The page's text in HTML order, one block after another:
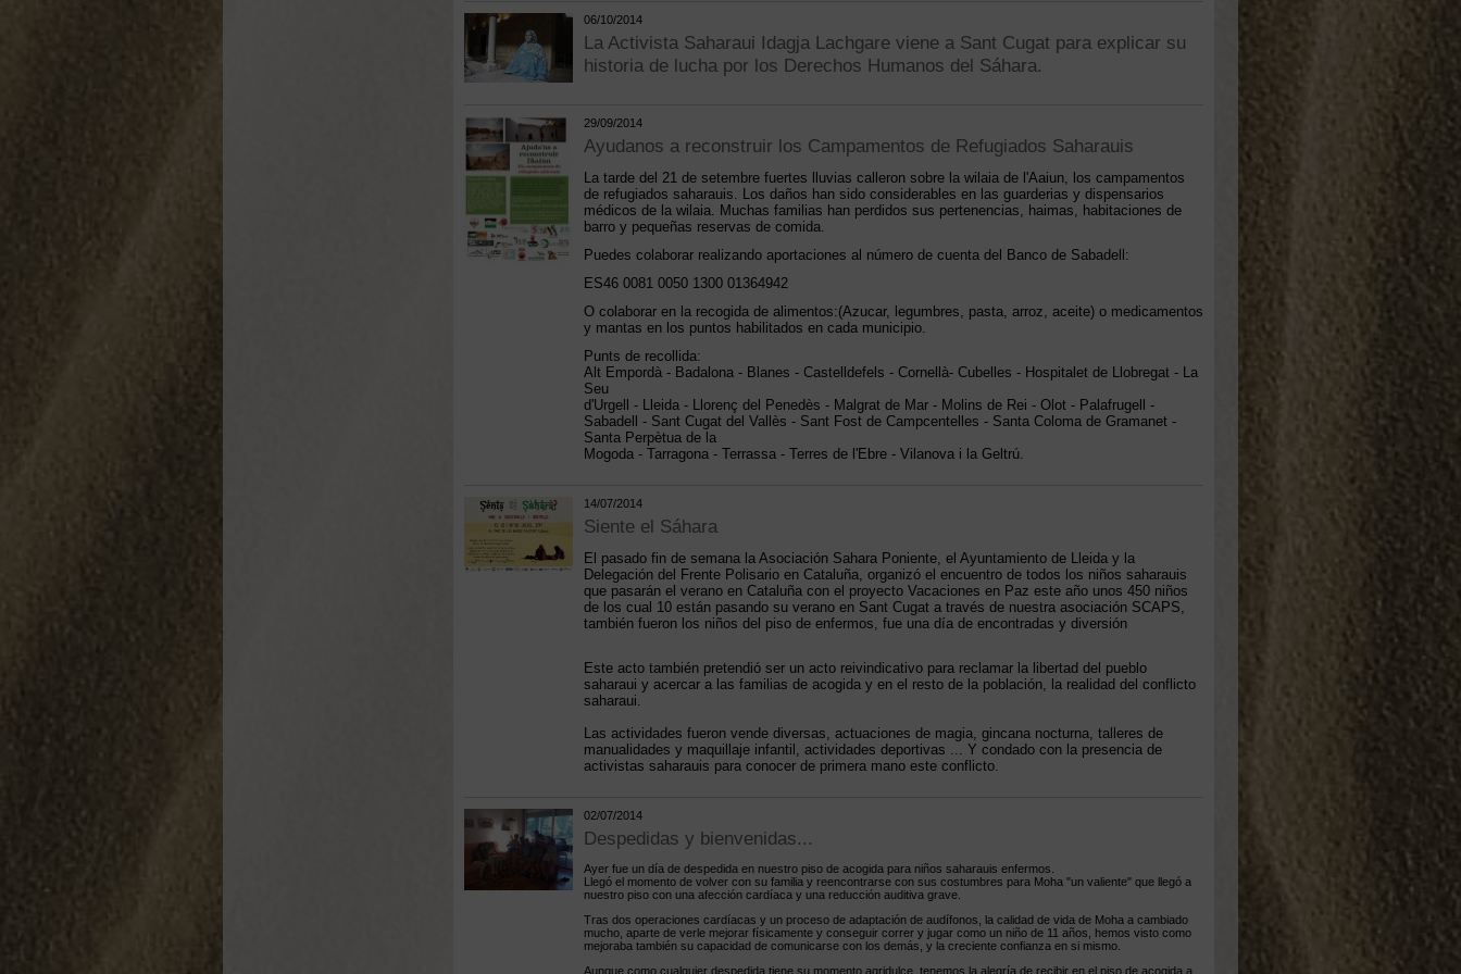
06/10/2014
La Activista Saharaui Idagja Lachgare viene a Sant Cugat para explicar su
historia de lucha por los Derechos Humanos del Sáhara.
29/09/2014
Ayudanos a reconstruir los Campamentos de Refugiados Saharauis
La tarde del 21 de setembre fuertes lluvias calleron sobre la wilaia de l'Aaiun, los campamentos
de refugiados saharauis. Los daños han sido considerables en las guarderias y dispensarios
médicos de la wilaia. Muchas familias han perdidos sus pertenencias, haimas, habitaciones de
barro y pequeñas reservas de comida.
Puedes colaborar realizando aportaciones al número de cuenta del Banco de Sabadell:
ES46 0081 0050 1300 01364942
O colaborar en la recogida de alimentos:(Azucar, legumbres, pasta, arroz, aceite) o medicamentos
y mantas en los puntos habilitados en cada municipio.
Punts de recollida:
Alt Empordà - Badalona - Blanes - Castelldefels - Cornellà- Cubelles - Hospitalet de Llobregat - La
Seu
d'Urgell - Lleida - Llorenç del Penedès - Malgrat de Mar - Molins de Rei - Olot - Palafrugell -
Sabadell - Sant Cugat del Vallès - Sant Fost de Campcentelles - Santa Coloma de Gramanet -
Santa Perpètua de la
Mogoda - Tarragona - Terrassa - Terres de l'Ebre - Vilanova i la Geltrú.
14/07/2014
Siente el Sáhara
El pasado fin de semana la Asociación Sahara Poniente, el Ayuntamiento de Lleida y la
Delegación del Frente Polisario en Cataluña, organizó el encuentro de todos los niños saharauis
que pasarán el verano en Cataluña con el proyecto Vacaciones en Paz este año unos 450 niños
de los cual 10 están pasando su verano en Sant Cugat a través de nuestra asociación SCAPS,
también fueron los niños del piso de enfermos, fue una día de encontradas y diversión
Este acto también pretendió ser un acto reivindicativo para reclamar la libertad del pueblo
saharaui y acercar a las familias de acogida y en el resto de la población, la realidad del conflicto
saharaui.
Las actividades fueron vende diversas, actuaciones de magia, gincana nocturna, talleres de
manualidades y maquillaje infantil, actividades deportivas ... Y condado con la presencia de
activistas saharauis para conocer de primera mano este conflicto.
02/07/2014
Despedidas y bienvenidas...
Ayer fue un día de despedida en nuestro piso de acogida para niños saharauis enfermos.
Llegó el momento de volver con su familia y reencontrarse con sus costumbres para Moha "un valiente" que llegó a
nuestro piso con una afección cardíaca y una reducción auditiva grave.
Tras dos operaciones cardíacas y un proceso de adaptación de audífonos, la calidad de vida de Moha a cambiado
mucho, aparte de verle mejorar físicamente y conseguir correr y jugar como un niño de 11 años, hemos visto como
mejoraba también su capacidad de comunicarse con los demás, y la creciente confianza en si mismo.
Aunque como cualquier despedida tiene su momento agridulce, tenemos la alegría de recibir en el piso de acogida a